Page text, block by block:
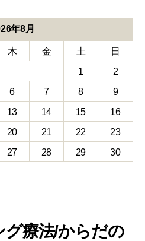
年8月
木 金 土
日
1
2
6 7 8
9
13 14 15
16
20 21 22
23
27 28 29
30
療法/からだの